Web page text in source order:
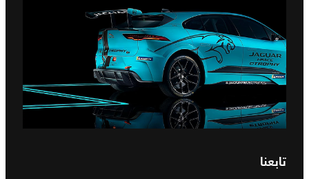
تابعنا